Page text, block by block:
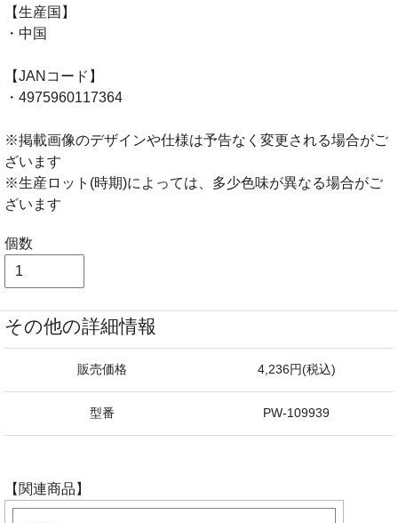
【生産国】
・中国
【JANコード】
・4975960117364
※掲載画像のデザインや仕様は予告なく変更される場合がご
ざいます
※生産ロット(時期)によっては、多少色味が異なる場合がご
ざいます
個数
その他の詳細情報
販売価格 4,236円(税込)
型番 PW-109939
【関連商品】